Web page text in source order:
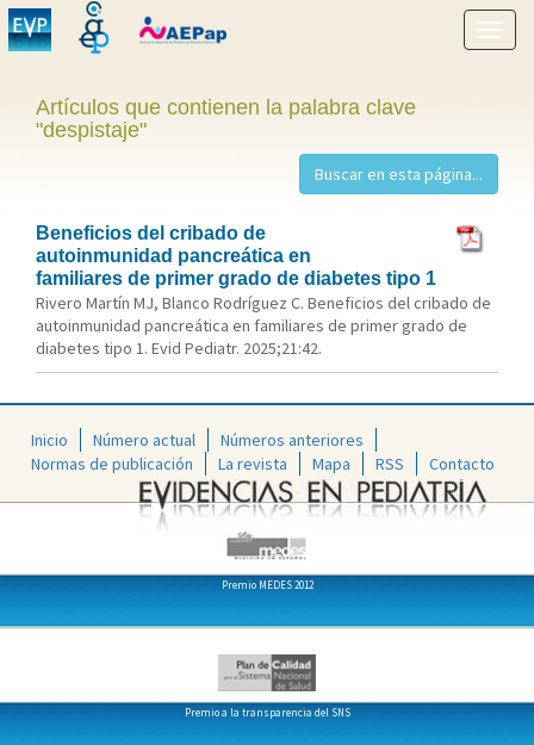
menú
Artículos que contienen la palabra clave
"despistaje"
Beneficios del cribado de
autoinmunidad pancreática en
familiares de primer grado de diabetes tipo 1
Rivero Martín MJ, Blanco Rodríguez C. Beneficios del cribado de
autoinmunidad pancreática en familiares de primer grado de
diabetes tipo 1. Evid Pediatr. 2025;21:42.
Inicio Número actual
Números anteriores
Normas de publicación
La revista Mapa RSS Contacto
Premio MEDES 2012
Premio a la transparencia del SNS